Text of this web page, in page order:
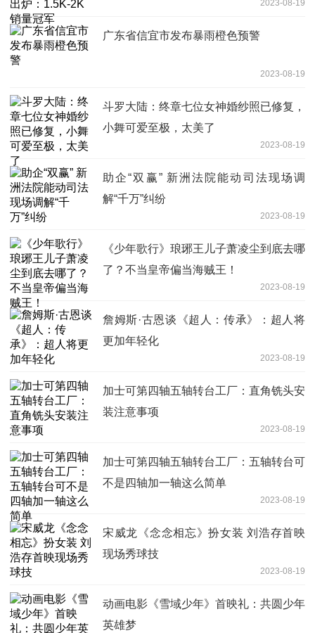
2023-08-19
广东省信宜市发布暴雨橙色预警
2023-08-19
斗罗大陆：终章七位女神婚纱照已修复，
小舞可爱至极，太美了
2023-08-19
助企“双赢” 新洲法院能动司法现场调
解“千万”纠纷
2023-08-19
《少年歌行》琅琊王儿子萧凌尘到底去哪
了？不当皇帝偏当海贼王！
2023-08-19
詹姆斯·古恩谈《超人：传承》：超人将
更加年轻化
2023-08-19
加士可第四轴五轴转台工厂：直角铣头安
装注意事项
2023-08-19
加士可第四轴五轴转台工厂：五轴转台可
不是四轴加一轴这么简单
2023-08-19
宋威龙《念念相忘》扮女装 刘浩存首映
现场秀球技
2023-08-19
动画电影《雪域少年》首映礼：共圆少年
英雄梦